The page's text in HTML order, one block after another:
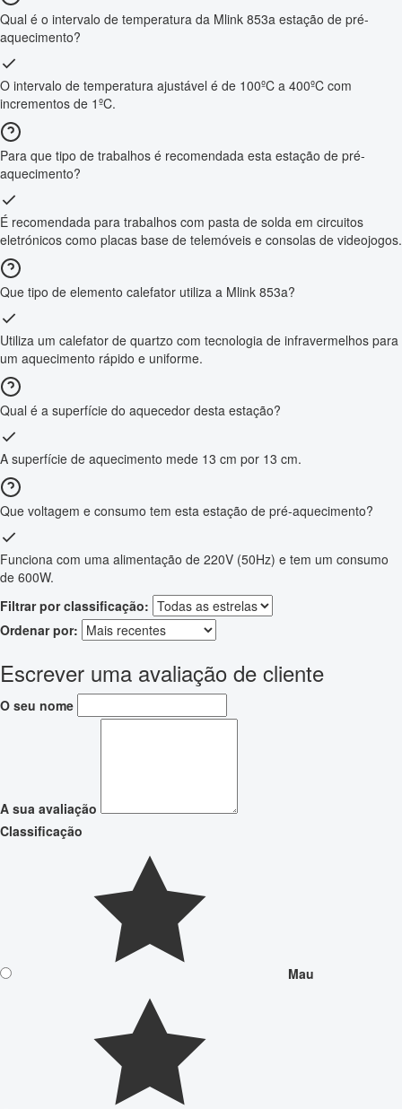
Qual é o intervalo de temperatura da Mlink 853a estação de pré-
aquecimento?
O intervalo de temperatura ajustável é de 100ºC a 400ºC com
incrementos de 1ºC.
Para que tipo de trabalhos é recomendada esta estação de pré-
aquecimento?
É recomendada para trabalhos com pasta de solda em circuitos
eletrónicos como placas base de telemóveis e consolas de videojogos.
Que tipo de elemento calefator utiliza a Mlink 853a?
Utiliza um calefator de quartzo com tecnologia de infravermelhos para
um aquecimento rápido e uniforme.
Qual é a superfície do aquecedor desta estação?
A superfície de aquecimento mede 13 cm por 13 cm.
Que voltagem e consumo tem esta estação de pré-aquecimento?
Funciona com uma alimentação de 220V (50Hz) e tem um consumo
de 600W.
Filtrar por classificação:
Ordenar por:
Escrever uma avaliação de cliente
O seu nome
A sua avaliação
Classificação
Mau